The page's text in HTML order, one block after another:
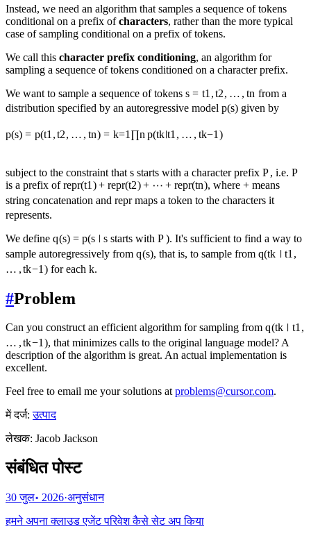
Instead, we need an algorithm that samples a sequence of tokens
conditional on a prefix ofcharacters, rather than the more typical
case of sampling conditional on a prefix of tokens.
We call this character prefix conditioning, an algorithm for
sampling a sequence of tokens conditioned on a character prefix.
We want to sample a sequence of tokens s = t1 ,t2, … , tn from a
distribution specified by an autoregressive model p(s) given by
p(s) = p(t1 ,t2, … , tn) = k=1 ∏n p(tk∣t1 , … , tk−1 )
subject to the constraint that s starts with a character prefix P, i.e.P
is a prefix ofrepr(t1 ) + repr(t2) + ⋯ + repr(tn), where +means
string concatenation and reprmaps a token to the characters it
represents.
We define q(s) = p(s ∣ s starts withP). It's sufficient to find a way to
sample autoregressively from q(s), that is, to sample from q(tk ∣ t1 ,
… ,tk−1 )for each k.
#Problem
Can you construct an efficient algorithm for sampling from q(tk ∣ t1,
… ,tk−1), that minimizes calls to the original language model? A
description of the algorithm is great. An actual implementation is
excellent.
Feel free to email me your solutions atproblems@cursor.com.
में दर्ज: उत्पाद
लेखक: Jacob Jackson
संबंधित पोस्ट
30 जुल॰ 2026·अनुसंधान
हमने अपना क्लाउड एजेंट परिवेश कैसे सेट अप किया